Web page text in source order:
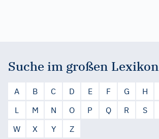
Suche im großen Lexikon
A B C D E F G H
L
M N O P Q R S
W
X Y Z